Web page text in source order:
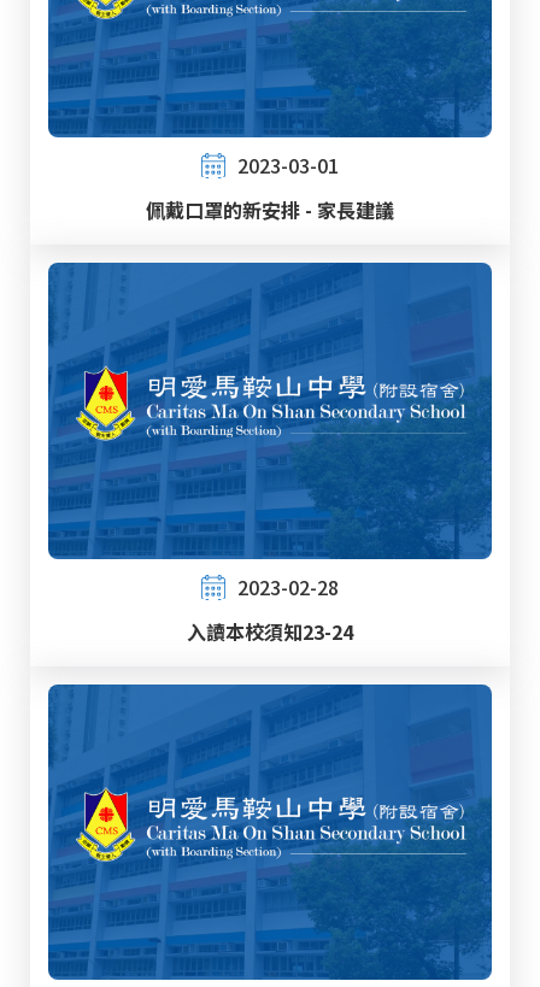
2023-03-01
佩戴口罩的新安排 - 家長建議
2023-02-28
入讀本校須知23-24